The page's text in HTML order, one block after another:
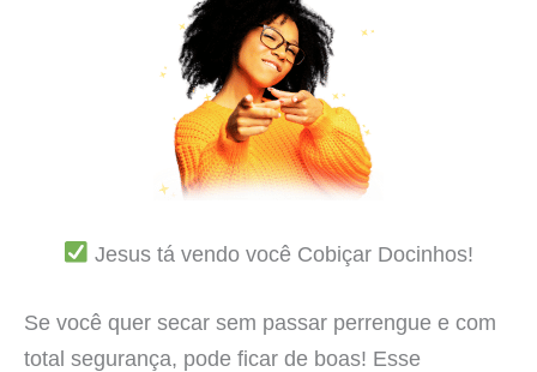
Jesus tá vendo você Cobiçar Docinhos!
Se você quer secar sem passar perrengue e com
total segurança, pode ficar de boas! Esse